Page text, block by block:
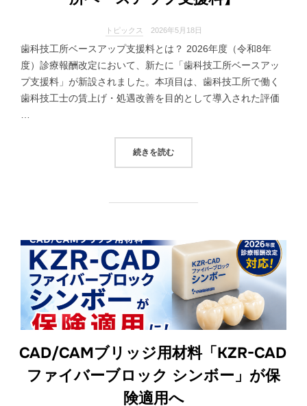
トピックス 2026年5月18日
歯科技工所ベースアップ支援料とは？ 2026年度（令和8年
度）診療報酬改定において、新たに「歯科技工所ベースアッ
プ支援料」が新設されました。本項目は、歯科技工所で働く
歯科技工士の賃上げ・処遇改善を目的として導入された評価
…
続きを読む“2026年診療報酬改定直前！【歯
CAD/CAMブリッジ用材料「KZR-CAD
ファイバーブロック シンボー」が保
険適用へ